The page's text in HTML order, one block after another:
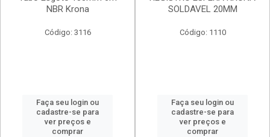
NBR Krona
Código: 3116
Faça seu login ou
cadastre-se para
ver preços e
comprar
SOLDAVEL 20MM
Código: 1110
Faça seu login ou
cadastre-se para
ver preços e
comprar